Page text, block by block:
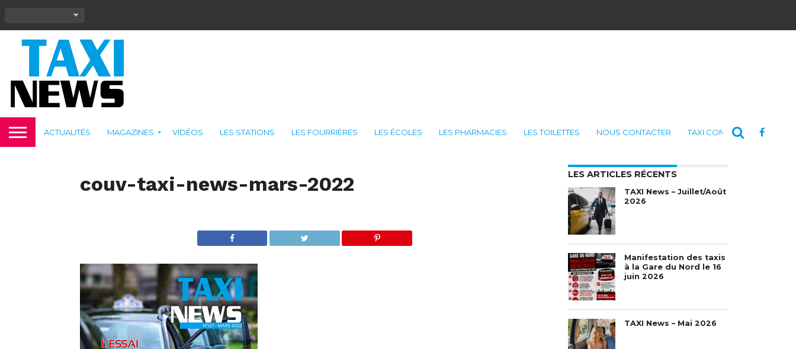
ACTUALITÉS MAGAZINES VIDÉOS LES STATIONS LES FOURRIÈRES LES ÉCOLES LES PHARMACIES LES TOILETTES NOUS CONTACTER TAXI CONSULTING
couv-taxi-news-mars-2022 LES ARTICLES RÉCENTS
TAXI News – Juillet/Août
2026
Manifestation des taxis
à la Gare du Nord le 16
juin 2026
TAXI News – Mai 2026